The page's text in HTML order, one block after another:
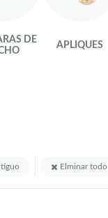
DE
APLIQUES
Elminar todo